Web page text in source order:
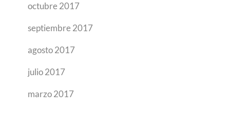
octubre 2017
septiembre 2017
agosto 2017
julio 2017
marzo 2017